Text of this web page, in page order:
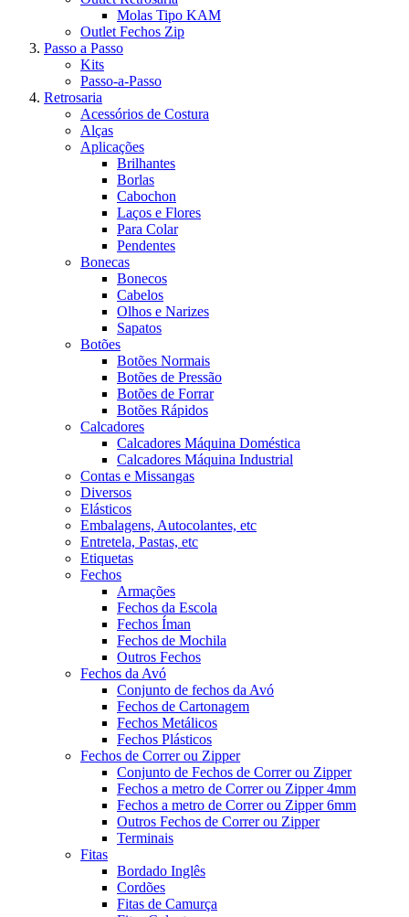
Molas Tipo KAM
Outlet Fechos Zip
Passo a Passo
Kits
Passo-a-Passo
Retrosaria
Acessórios de Costura
Alças
Aplicações
Brilhantes
Borlas
Cabochon
Laços e Flores
Para Colar
Pendentes
Bonecas
Bonecos
Cabelos
Olhos e Narizes
Sapatos
Botões
Botões Normais
Botões de Pressão
Botões de Forrar
Botões Rápidos
Calcadores
Calcadores Máquina Doméstica
Calcadores Máquina Industrial
Contas e Missangas
Diversos
Elásticos
Embalagens, Autocolantes, etc
Entretela, Pastas, etc
Etiquetas
Fechos
Armações
Fechos da Escola
Fechos Íman
Fechos de Mochila
Outros Fechos
Fechos da Avó
Conjunto de fechos da Avó
Fechos de Cartonagem
Fechos Metálicos
Fechos Plásticos
Fechos de Correr ou Zipper
Conjunto de Fechos de Correr ou Zipper
Fechos a metro de Correr ou Zipper 4mm
Fechos a metro de Correr ou Zipper 6mm
Outros Fechos de Correr ou Zipper
Terminais
Fitas
Bordado Inglês
Cordões
Fitas de Camurça